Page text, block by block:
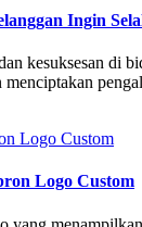
Ingin
kesuksesan di
Logo Custom